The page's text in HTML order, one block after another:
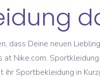
gemütlich. Unsere Zielgruppe sind aktive, lebensfrohe Frauen und Männer, die mitten im Leben stehen. Damen Trainingsanzug, Hausanzug Velours Kapuzenpullover und Hose Jogginganzug Sportbekleidung mit Reißverschluss Kordelzug Taschen 4,1 von 5 Sternen 453 32,99 ��� 32,99 ��� Free delivery and returns. Lieblingsstücke & Casual Looks von American Vintage Second Hand shoppen – gebrauchte Mode und Accessoires für Damen gibt es bei ubup American Vintage im Second Hand kaufen Oh nein, bitte aktiviere JavaScript in deinem Browser, um auf ubup alle Funktionen nutzen zu können. Sportbekleidung & Sportartikel im OTTO Online-Shop ��� Top Marken Kauf auf Rechnung Ratenkauf möglich ��� Jetzt online bestellen! Alex - Sportbekleidung bei GALERIA.de. Online shoppen, kostenlos in der Filiale abholen. Und mit einer Damen-Sporthose, in der du dich rundum wohlfühlst und die deine Vorzüge betont, ��� Sportbekleidung für Damen: modisch und bequem zum Workout. Bitte melden Sie sich mit Ihrer E-Mail Adresse und Ihrem Passwort an. Sportbekleidung für Damen - Bestenliste & Testberichte 2020 - Unsere Liste, die täglich aktualisiert wird, stellt die Rangliste der besten auf dem Markt erhältlichen Sportbekleidung für Damen - Bestenliste & Testberichte 2020 ehrlich dar. Größte Auswahl an Laufbekleidung Damen uvm. Legst Du Wert auf einen gesunden und aktiven Lebenswandel? Sportbekleidung für Damen überzeugt mit komfortablen Schnitten, innovativen Funktionsmaterialien und modischen Designs. Schlüpfe in einen Damen-Tracksuit von Nike, um einzukaufen, ins Fitnessstudio oder in die Lounge zu gehen.